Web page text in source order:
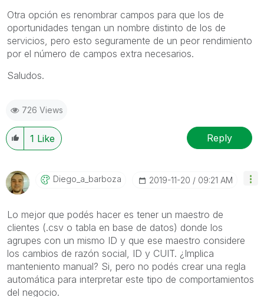
Otra opción es renombrar campos para que los de
oportunidades tengan un nombre distinto de los de
servicios, pero esto seguramente de un peor rendimiento
por el número de campos extra necesarios.
Saludos.
726 Views
1 Like Reply
Diego_a_barboza ‎2019-11-20 09:21 AM
Lo mejor que podés hacer es tener un maestro de
clientes (.csv o tabla en base de datos) donde los
agrupes con un mismo ID y que ese maestro considere
los cambios de razón social, ID y CUIT. ¿Implica
manteniento manual? Si, pero no podés crear una regla
automática para interpretar este tipo de comportamientos
del negocio.